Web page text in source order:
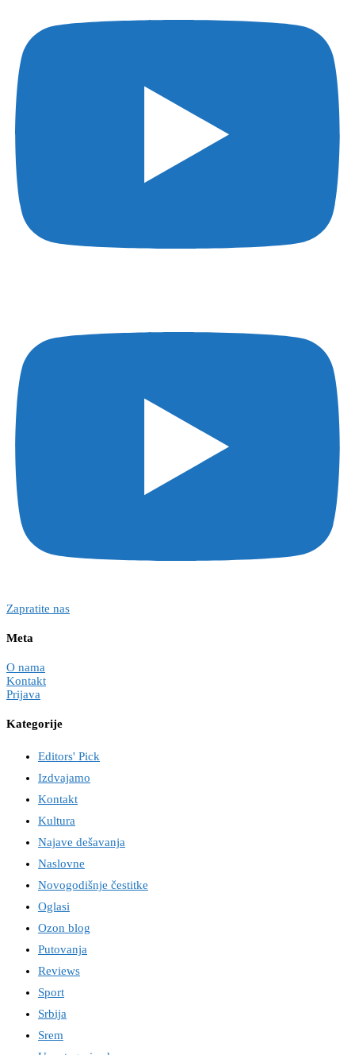
Zapratite nas
Meta
O nama
Kontakt
Prijava
Kategorije
Editors' Pick
Izdvajamo
Kontakt
Kultura
Najave dešavanja
Naslovne
Novogodišnje čestitke
Oglasi
Ozon blog
Putovanja
Reviews
Sport
Srbija
Srem